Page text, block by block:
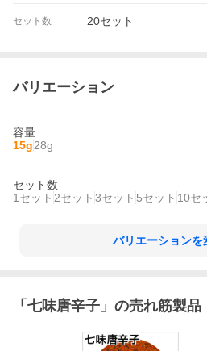
セット数 20セット
バリエーション
容量
15g28g
セット数
1セット 2セット 3セット 5セット 10セ
バリエーションを
「 七味唐辛子 」の売れ筋製品